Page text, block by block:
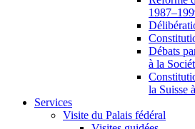
Débats
à la
la Suisse
Services
Visite du Palais fédéral